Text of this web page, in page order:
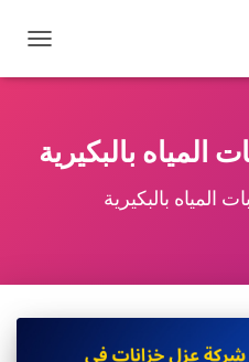
التنقل
بالبكيرية
بالبكيرية